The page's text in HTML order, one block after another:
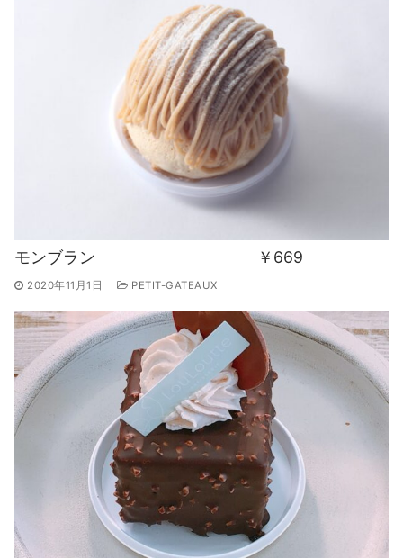
モンブラン ￥669
2020年11月1日 PETIT-GATEAUX